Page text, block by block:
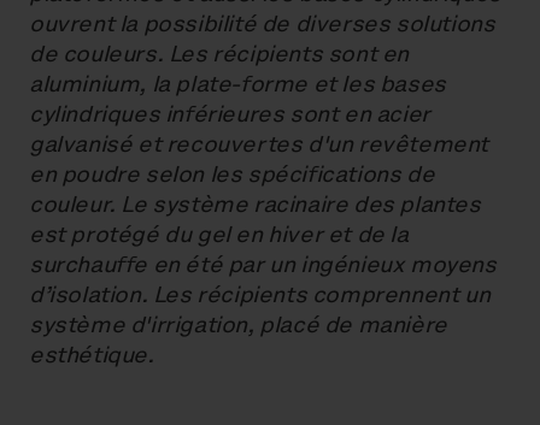
ouvrent la possibilité de diverses solutions
de couleurs. Les récipients sont en
aluminium, la plate-forme et les bases
cylindriques inférieures sont en acier
galvanisé et recouvertes d'un revêtement
en poudre selon les spécifications de
couleur. Le système racinaire des plantes
est protégé du gel en hiver et de la
surchauffe en été par un ingénieux moyens
d’isolation. Les récipients comprennent un
système d'irrigation, placé de manière
esthétique.